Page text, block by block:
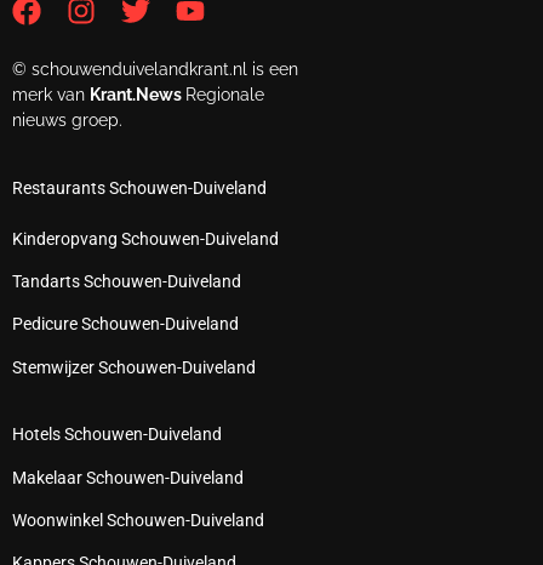
© schouwenduivelandkrant.nl is een
merk van Krant.News Regionale
nieuws groep.
Restaurants Schouwen-Duiveland
Kinderopvang Schouwen-Duiveland
Tandarts Schouwen-Duiveland
Pedicure Schouwen-Duiveland
Stemwijzer Schouwen-Duiveland
Hotels Schouwen-Duiveland
Makelaar Schouwen-Duiveland
Woonwinkel Schouwen-Duiveland